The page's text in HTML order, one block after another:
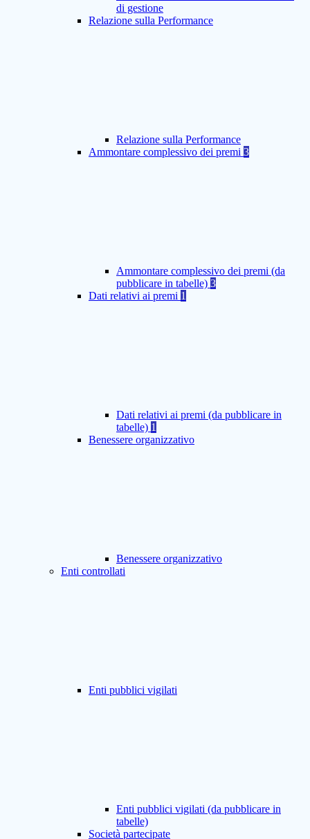
di gestione
Relazione sulla Performance
Relazione sulla Performance
Ammontare complessivo dei premi 3
Ammontare complessivo dei premi (da
pubblicare in tabelle) 3
Dati relativi ai premi 1
Dati relativi ai premi (da pubblicare in
tabelle) 1
Benessere organizzativo
Benessere organizzativo
Enti controllati
Enti pubblici vigilati
Enti pubblici vigilati (da pubblicare in
tabelle)
Società partecipate